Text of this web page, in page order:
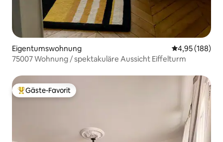
Eigentumswohnung
4,95 (188)
75007 Wohnung / spektakuläre Aussicht Eiffelturm
Beliebter Gäste-Favorit.
Gäste-Favorit